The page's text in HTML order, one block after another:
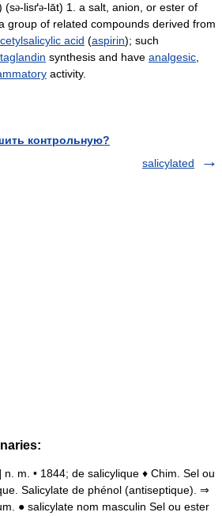
(sə-lisґə-lāt) 1. a salt, anion, or ester of
a group of related compounds derived from
acid (aspirin); such
synthesis and have analgesic
activity.
контрольную?
salicylated
m. • 1844; de salicylique ♦ Chim. Sel ou
Salicylate de phénol (antiseptique). ⇒
● salicylate nom masculin Sel ou ester